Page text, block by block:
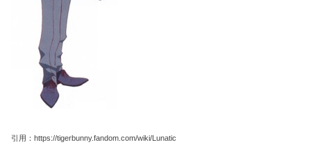
引用：https://tigerbunny.fandom.com/wiki/Lunatic